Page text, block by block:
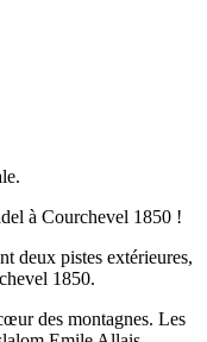
à Courchevel 1850 !
deux pistes extérieures,
1850.
des montagnes. Les